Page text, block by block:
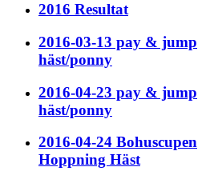
2016 Resultat
2016-03-13 pay & jump
häst/ponny
2016-04-23 pay & jump
häst/ponny
2016-04-24 Bohuscupen
Hoppning Häst